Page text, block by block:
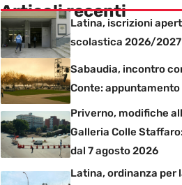
Articoli recenti
Latina, iscrizioni
scolastica 2026/2027
Sabaudia, incontro
Conte: appuntamento
Priverno, modifiche
Galleria Colle
dal 7 agosto 2026
Latina, ordinanza per